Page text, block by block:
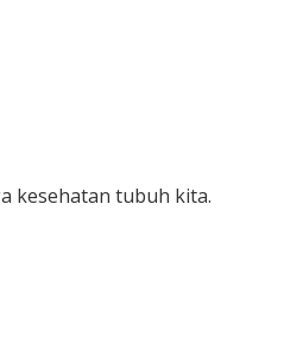
kesehatan tubuh kita.